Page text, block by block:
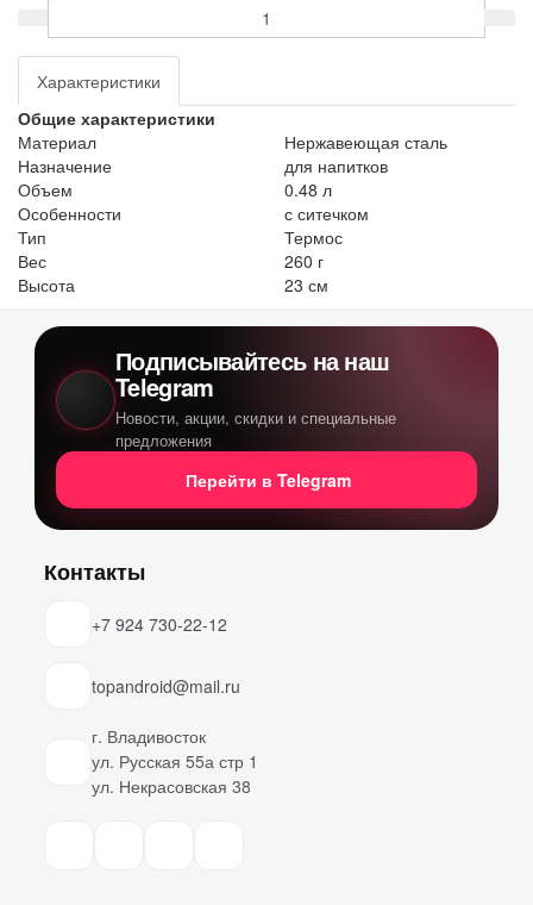
Характеристики
Общие характеристики
Материал
Нержавеющая сталь
Назначение
для напитков
Объем
0.48 л
Особенности
с ситечком
Тип
Термос
Вес
260 г
Высота
23 см
Подписывайтесь на наш
Telegram
Новости, акции, скидки и специальные
предложения
Перейти в Telegram
Контакты
+7 924 730-22-12
topandroid@mail.ru
г. Владивосток
ул. Русская 55а стр 1
ул. Некрасовская 38